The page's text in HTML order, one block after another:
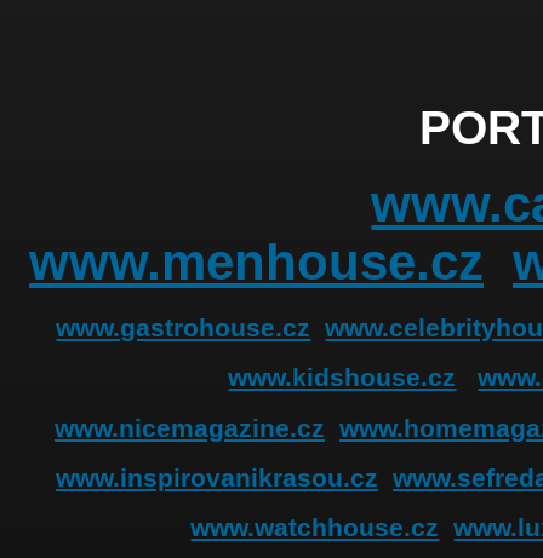
www.menhouse.cz
www.gastrohouse.cz
www.kidshouse.cz
www.nicemagazine.cz
www.inspirovanikrasou.cz
www.watchhouse.cz